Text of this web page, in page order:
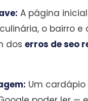
A página
o bairro
dos erros de seo
Um cardápio